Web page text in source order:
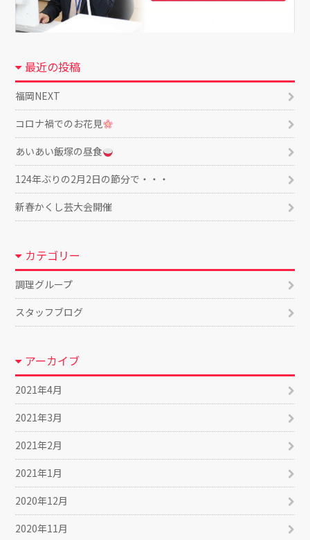
最近の投稿
福岡NEXT
コロナ禍でのお花見
あいあい飯塚の昼食
124年ぶりの2月2日の節分で・・・
新春かくし芸大会開催
カテゴリー
調理グループ
スタッフブログ
アーカイブ
2021年4月
2021年3月
2021年2月
2021年1月
2020年12月
2020年11月